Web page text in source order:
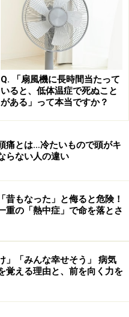
摂取すると、このコルチ
といわれています。その
られます。
ゾールの生産を阻害して
がもっとカフェインを欲
事でカフェインへの耐久
うになってしまうという
で血糖値が上がりやすく
究で指摘されています。
はいつ？ カフェイ
Q. 「扇風機に長時間当たって
いると、低体温症で死ぬこと
がある」って本当ですか？
痛とは…冷たいもので頭がキ
らない人の違い
昔もなった」と侮ると危険！
重の「熱中症」で命を落とさ
」「みんな幸せそう」 病気
覚える理由と、前を向く力を